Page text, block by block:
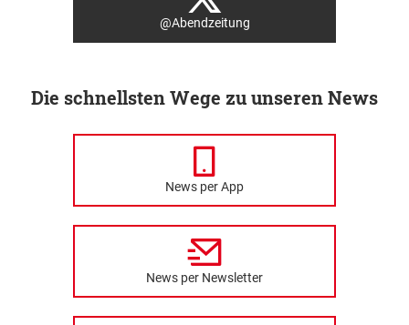
@Abendzeitung
Die schnellsten Wege zu unseren News
News per App
News per Newsletter